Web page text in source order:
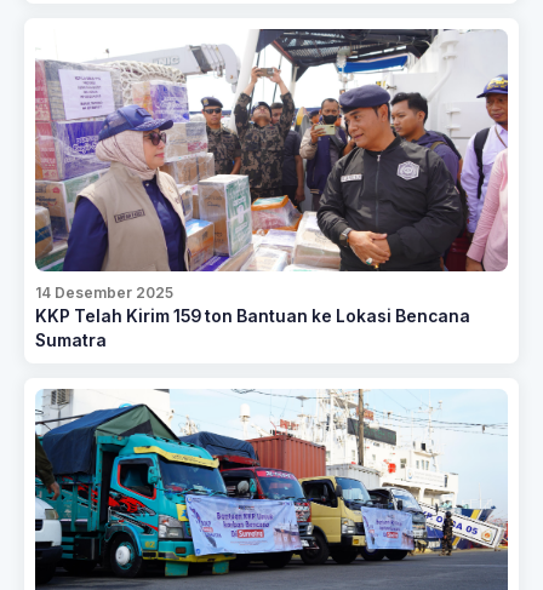
14 Desember 2025
KKP Telah Kirim 159 ton Bantuan ke Lokasi Bencana
Sumatra